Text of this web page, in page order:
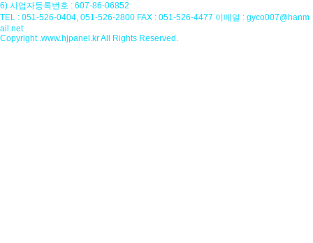
6) 사업자등록번호 : 607-86-06852
TEL : 051-526-0404, 051-526-2800 FAX : 051-526-4477 이메일 : gyco007@hanm
ail.net
Copyright .www.hjpanel.kr All Rights Reserved.